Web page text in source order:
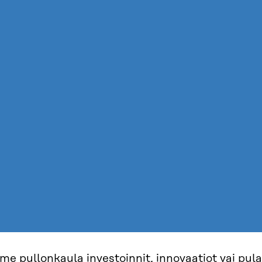
pullonkaula investoinnit, innovaatiot vai